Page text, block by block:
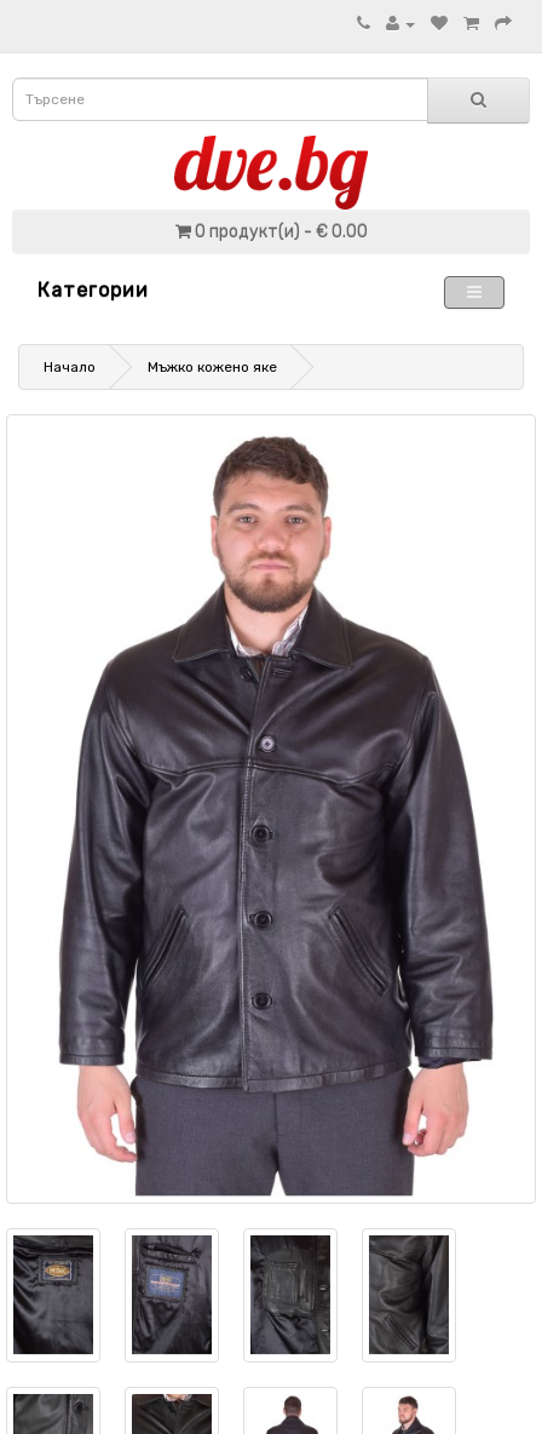
0 продукт(и) - € 0.00
Категории
Начало Мъжко кожено яке